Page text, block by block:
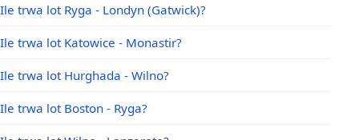
Ile trwa lot Ryga - Londyn (Gatwick)?
Ile trwa lot Katowice - Monastir?
Ile trwa lot Hurghada - Wilno?
Ile trwa lot Boston - Ryga?